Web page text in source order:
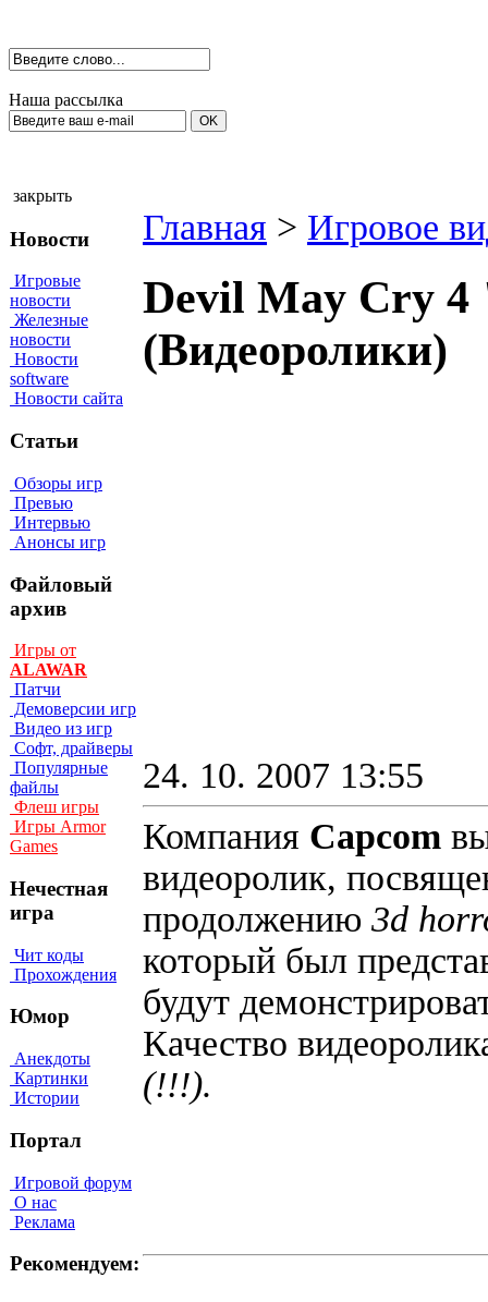
Наша рассылка
закрыть
Новости
Игровые
новости
Железные
новости
Новости
software
Новости сайта
Статьи
Обзоры игр
Превью
Интервью
Анонсы игр
Файловый
архив
Игры от
ALAWAR
Патчи
Демоверсии игр
Видео из игр
Софт, драйверы
Популярные
файлы
Флеш игры
Игры Armor
Games
Нечестная
игра
Чит коды
Прохождения
Юмор
Анекдоты
Картинки
Истории
Портал
Игровой форум
О нас
Реклама
Рекомендуем:
Главная > Игровое
Devil May Cry
(Видеоролики)
24. 10. 2007 13:55
Компания Capcom
видеоролик,
продолжению 3d
который был
будут
Качество
(!!!).